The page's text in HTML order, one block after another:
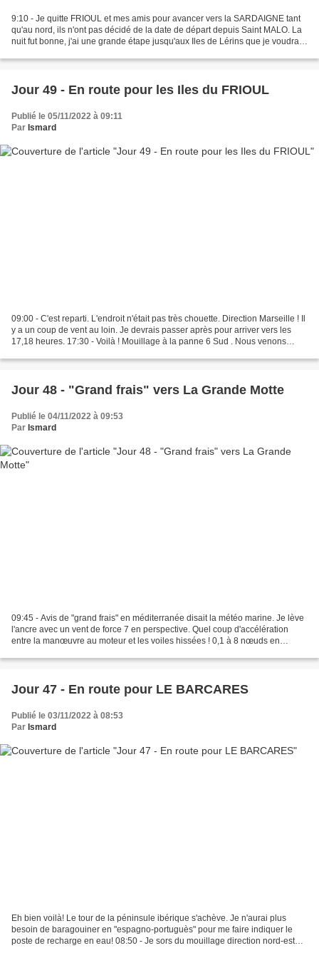
9:10 - Je quitte FRIOUL et mes amis pour avancer vers la SARDAIGNE tant
qu'au nord, ils n'ont pas décidé de la date de départ depuis Saint MALO. La
nuit fut bonne, j'ai une grande étape jusqu'aux Iles de Lérins que je voudrais
Jour 49 - En route pour les Iles du FRIOUL
Publié le 05/11/2022 à 09:11
Par Ismard
09:00 - C'est reparti. L'endroit n'était pas très chouette. Direction Marseille ! Il
y a un coup de vent au loin. Je devrais passer après pour arriver vers les
17,18 heures. 17:30 - Voilà ! Mouillage à la panne 6 Sud . Nous venons
Jour 48 - "Grand frais" vers La Grande Motte
Publié le 04/11/2022 à 09:53
Par Ismard
09:45 - Avis de "grand frais" en méditerranée disait la météo marine. Je lève
l'ancre avec un vent de force 7 en perspective. Quel coup d'accélération
entre la manœuvre au moteur et les voiles hissées ! 0,1 à 8 nœuds en
Jour 47 - En route pour LE BARCARES
Publié le 03/11/2022 à 08:53
Par Ismard
Eh bien voilà! Le tour de la péninsule ibérique s'achève. Je n'aurai plus
besoin de baragouiner en "espagno-portuguès" pour me faire indiquer le
poste de recharge en eau! 08:50 - Je sors du mouillage direction nord-est